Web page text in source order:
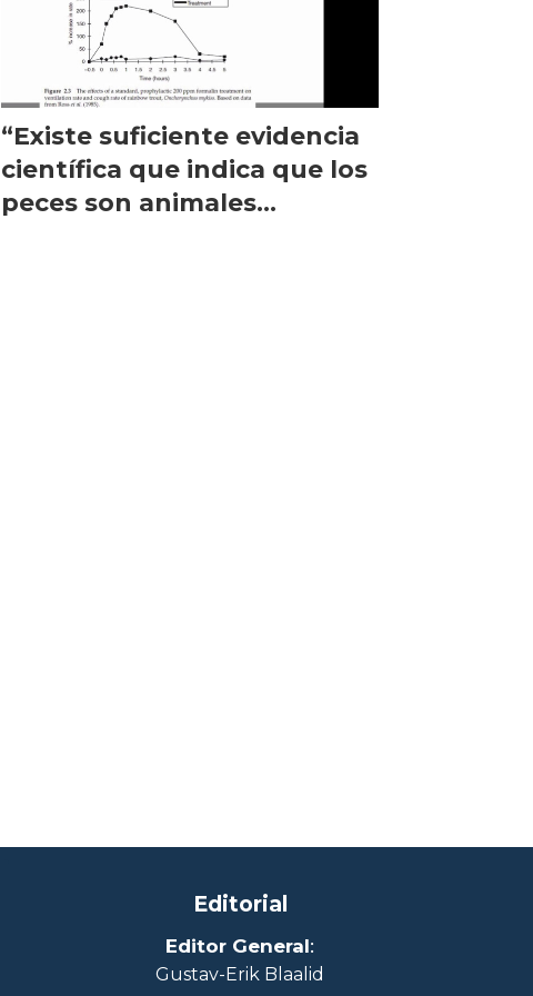
“Existe suficiente evidencia
científica que indica que los
peces son animales
Editorial
Editor General:
Gustav-Erik Blaalid